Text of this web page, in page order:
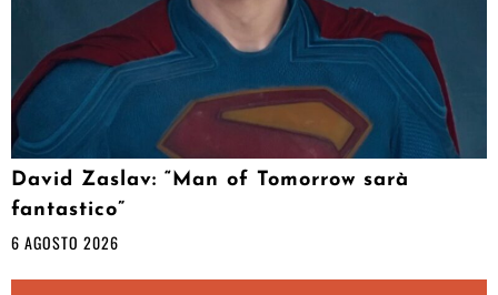
David Zaslav: “Man of Tomorrow sarà
fantastico”
6 AGOSTO 2026